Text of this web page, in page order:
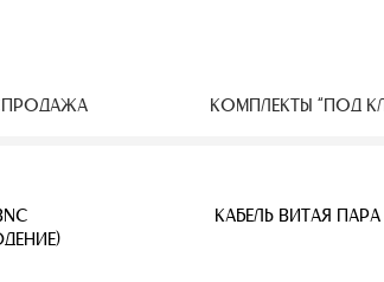
КОМПЛЕКТЫ “ПОД
БЕСПРОВОДНЫЕ IP
КАБЕЛЬ ВИТАЯ ПАРА
ПАРА КАБЕЛЬ ВИТАЯ ПАРА